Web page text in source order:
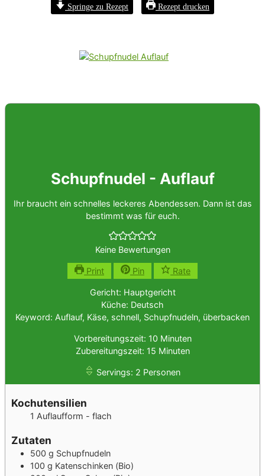
Springe zu Rezept Rezept drucken
Schupfnudel - Auflauf
Ihr braucht ein schnelles leckeres Abendessen. Dann ist das
bestimmt was für euch.
Keine Bewertungen
Print Pin Rate
Gericht: Hauptgericht
Küche: Deutsch
Keyword: Auflauf, Käse, schnell, Schupfnudeln, überbacken
Vorbereitungszeit: 10Minuten
Minuten
Zubereitungszeit: 15Minuten
Minuten
Servings: 2 Personen
Kochutensilien
1 Auflaufform - flach
Zutaten
500 g Schupfnudeln
100 g Katenschinken (Bio)